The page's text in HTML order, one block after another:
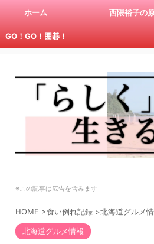
ホーム 西隈裕子の
GO！GO！囲碁！
※この記事は広告を含みます
HOME >食い倒れ記録 >北海道グルメ
北海道グルメ情報